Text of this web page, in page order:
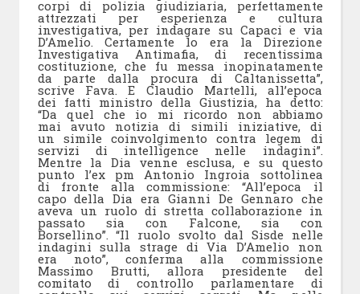
corpi di polizia giudiziaria, perfettamente
attrezzati per esperienza e cultura
investigativa, per indagare su Capaci e via
D’Amelio. Certamente lo era la Direzione
Investigativa Antimafia, di recentissima
costituzione, che fu messa inopinatamente
da parte dalla procura di Caltanissetta”,
scrive Fava. E Claudio Martelli, all’epoca
dei fatti ministro della Giustizia, ha detto:
“Da quel che io mi ricordo non abbiamo
mai avuto notizia di simili iniziative, di
un simile coinvolgimento contra legem di
servizi di intelligence nelle indagini”.
Mentre la Dia venne esclusa, e su questo
punto l’ex pm Antonio Ingroia sottolinea
di fronte alla commissione: “All’epoca il
capo della Dia era Gianni De Gennaro che
aveva un ruolo di stretta collaborazione in
passato sia con Falcone, sia con
Borsellino”. “Il ruolo svolto dal Sisde nelle
indagini sulla strage di Via D’Amelio non
era noto”, conferma alla commissione
Massimo Brutti, allora presidente del
comitato di controllo parlamentare di